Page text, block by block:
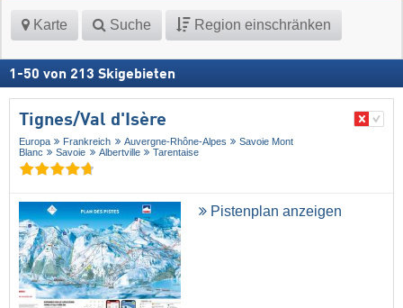
Karte Suche Region einschränken
1 -50 von 213 Skigebieten
Tignes/​Val d'Isère
Europa Frankreich Auvergne-Rhône-Alpes
Savoie Mont
Blanc
Savoie Albertville Tarentaise
Pistenplan anzeigen